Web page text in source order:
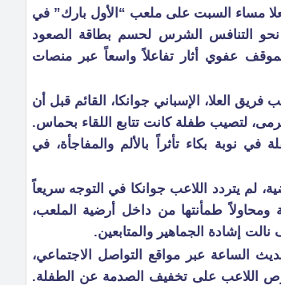
مساء السبت على ملعب “الأول بارك” في
نحو التنافس الشرس لحسم بطاقة الصعود
عفوي أثار تفاعلاً واسعاً عبر منصات
العلا، الإسباني جوانكا، القائم قبل أن
لتصيب طفلة كانت تتابع اللقاء بحماس.
نوبة بكاء تأثراً بالألم والمفاجأة، في
لم يتردد اللاعب جوانكا في التوجه سريعاً
ومحاولاً طمأنتها من داخل أرضية الملعب،
إشادة الجماهير والمتابعين.
الساعة عبر مواقع التواصل الاجتماعي،
اللاعب على تخفيف الصدمة عن الطفلة.